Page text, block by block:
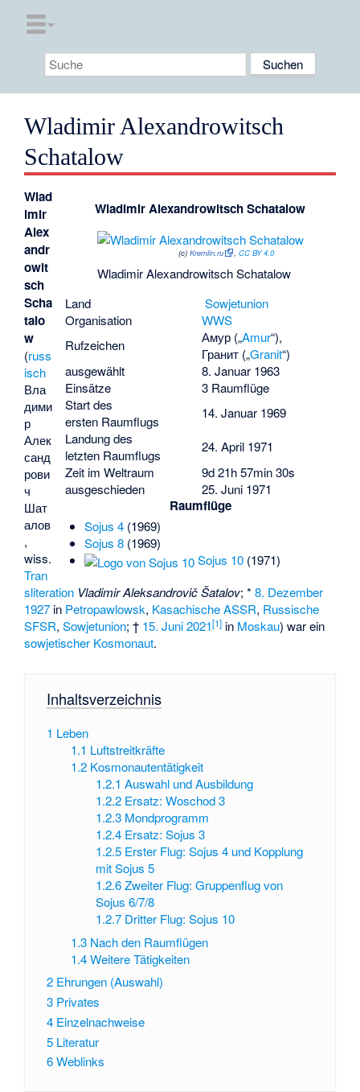
Wladimir Alexandrowitsch
Schatalow
Wladimir Alexandrowitsch Schatalow
(c) Kremlin.ru , CC BY 4.0
Wladimir Alexandrowitsch Schatalow
Land
Sowjetunion
Organisation
WWS
Rufzeichen
Амур(„Amur“),
Гранит(„Granit“)
ausgewählt
8. Januar 1963
Einsätze
3 Raumflüge
Start des
ersten Raumflugs
14. Januar 1969
Landung des
letzten Raumflugs
24. April 1971
Zeit im Weltraum
9d 21h 57min 30s
ausgeschieden
25. Juni 1971
Raumflüge
Sojus 4(1969)
Sojus 8(1969)
Sojus 10(1971)
Wlad
imir
Alex
andr
owit
sch
Scha
talo
w
(russ
isch
Вла
дими
р
Алек
санд
рови
ч
Шат
алов
,
wiss.
Tran
sliteration Vladimir Aleksandrovič Šatalov; *8. Dezember
1927 in Petropawlowsk, Kasachische ASSR, Russische
SFSR,Sowjetunion; † 15. Juni 2021[1] in Moskau) war ein
sowjetischer Kosmonaut.
Inhaltsverzeichnis
1 Leben
1.1 Luftstreitkräfte
1.2 Kosmonautentätigkeit
1.2.1 Auswahl und Ausbildung
1.2.2 Ersatz: Woschod 3
1.2.3 Mondprogramm
1.2.4 Ersatz: Sojus 3
1.2.5 Erster Flug: Sojus 4 und Kopplung
mit Sojus 5
1.2.6 Zweiter Flug: Gruppenflug von
Sojus 6/7/8
1.2.7 Dritter Flug: Sojus 10
1.3 Nach den Raumflügen
1.4 Weitere Tätigkeiten
2 Ehrungen (Auswahl)
3 Privates
4 Einzelnachweise
5 Literatur
6Weblinks